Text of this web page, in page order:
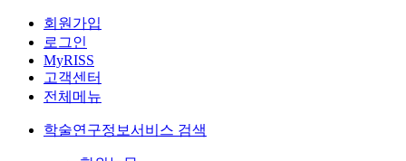
회원가입
로그인
MyRISS
고객센터
전체메뉴
학술연구정보서비스 검색